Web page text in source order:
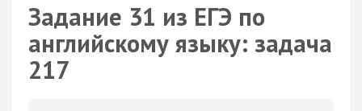
Задание 31 из ЕГЭ по
английскому языку: задача
217